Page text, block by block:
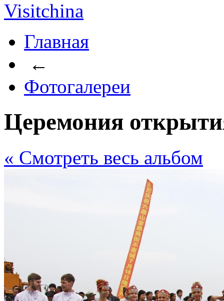
Главная
←
Фотогалереи
Церемония
« Cмотреть весь альбом